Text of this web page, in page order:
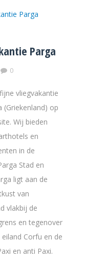
Parga
0
vliegvakantie
(Griekenland) op
Wij bieden
en
in de
Stad en
ligt aan de
van
vlakbij de
en tegenover
Corfu en de
en anti Paxi.